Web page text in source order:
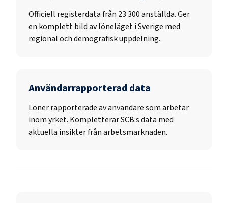
Officiell registerdata från 23 300anställda. Ger
en komplett bild av löneläget i Sverige med
regional och demografisk uppdelning.
Användarrapporterad data
Löner rapporterade av användare som arbetar
inom yrket. Kompletterar SCB:s data med
aktuella insikter från arbetsmarknaden.